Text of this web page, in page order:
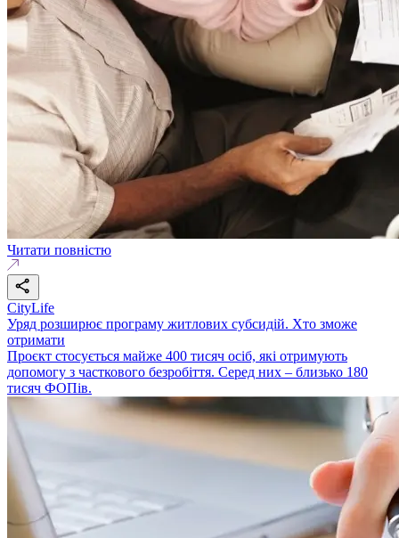
Читати повністю
CityLife
Уряд розширює програму житлових субсидій. Хто зможе
отримати
Проєкт стосується майже 400 тисяч осіб, які отримують
допомогу з часткового безробіття. Серед них – близько 180
тисяч ФОПів.